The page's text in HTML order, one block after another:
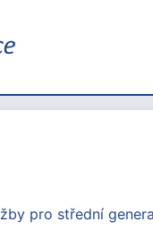
pro střední